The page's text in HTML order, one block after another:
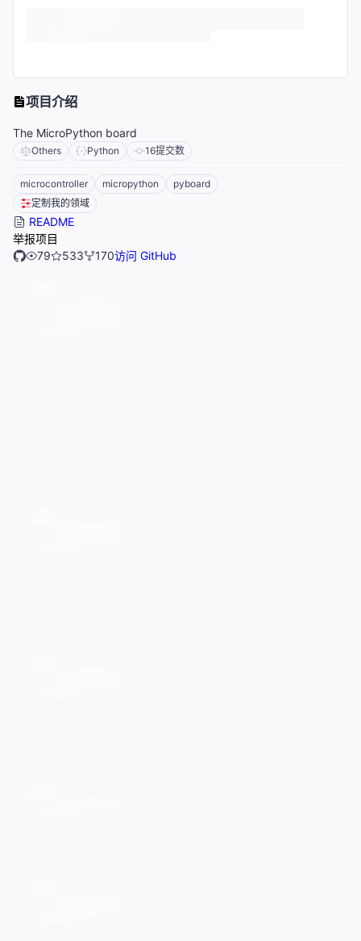
项目介绍
The MicroPython board
Others Python 16提交数
microcontroller micropython
pyboard
定制我的领域
README
举报项目
79
533 170访问 GitHub